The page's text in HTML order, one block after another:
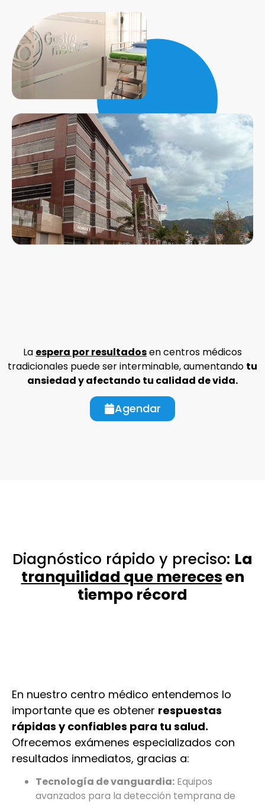
La espera por resultadosen centros médicos
tradicionales puede ser interminable, aumentando tu
ansiedad y afectando tu calidad de vida.
Agendar
Diagnóstico rápido y preciso: La
tranquilidad que merecesen
tiempo récord
En nuestro centro médico entendemos lo
importante que es obtener respuestas
rápidas y confiables para tu salud.
Ofrecemos exámenes especializados con
resultados inmediatos, gracias a:
Tecnología de vanguardia: Equipos
avanzados para la detección temprana de